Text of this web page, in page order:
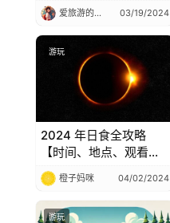
要99/天
爱旅游的小仙女 03/19/2024
游玩
2024 年日食全攻略
【时间、地点、观看方
式、注意事项等，一生
一定要看一次！】
橙子妈咪 04/02/2024
游玩